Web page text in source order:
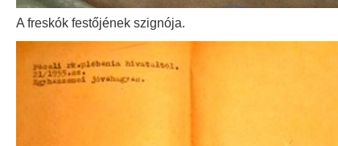
HD 1962. év
HD 1964. év
HD 1965. év
A freskók festőjének szignója.